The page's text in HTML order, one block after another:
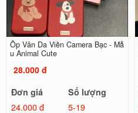
Ốp Vân Da Viền Camera Bạc - Mẫ
u Animal Cute
28.000 đ
Đơn giá
Số lượng
24.000 đ
5-19